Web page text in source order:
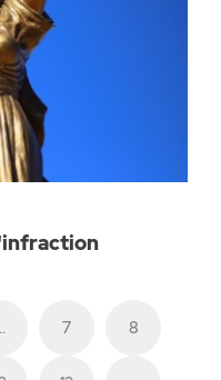
7 8